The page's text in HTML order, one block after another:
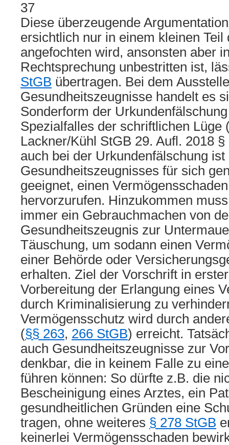
37
Diese überzeugende
ersichtlich nur in einem kleinen Teil
angefochten wird, ansonsten aber
Rechtsprechung unbestritten ist,
StGB übertragen. Bei dem
Gesundheitszeugnisse handelt es
Sonderform der
Spezialfalles der schriftlichen Lüge
Lackner/Kühl StGB 29. Aufl. 2018
auch bei der Urkundenfälschung
Gesundheitszeugnisses für sich
geeignet, einen
hervorzurufen. Hinzukommen
immer ein Gebrauchmachen von
Gesundheitszeugnis zur
Täuschung, um sodann einen
einer Behörde oder
erhalten. Ziel der Vorschrift in
Vorbereitung der Erlangung eines
durch Kriminalisierung zu
Vermögensschutz wird durch
(§§ 263, 266 StGB) erreicht.
auch Gesundheitszeugnisse zur
denkbar, die in keinem Falle zu
führen können: So dürfte z.B. die
Bescheinigung eines Arztes, ein
gesundheitlichen Gründen eine
tragen, ohne weiteres § 278 StGB
keinerlei Vermögensschaden